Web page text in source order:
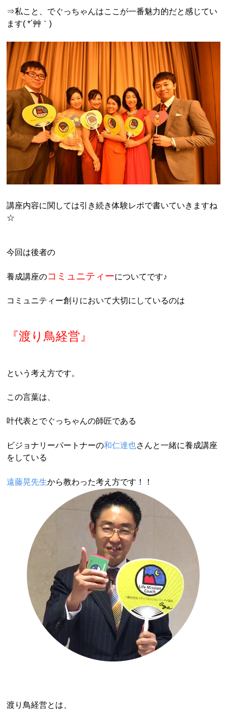
⇒私こと、でぐっちゃんはここが一番魅力的だと感じてい
ます( *´艸｀)
講座内容に関しては引き続き体験レポで書いていきますね
☆
今回は後者の
養成講座のコミュニティーについてです♪
コミュニティー創りにおいて大切にしているのは
『渡り鳥経営』
という考え方です。
この言葉は、
叶代表とでぐっちゃんの師匠である
ビジョナリーパートナーの和仁達也さんと一緒に養成講座
をしている
遠藤晃先生から教わった考え方です！！
渡り鳥経営とは、